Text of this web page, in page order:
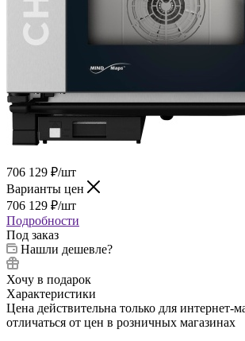
706 129 ₽/шт
Варианты цен
706 129 ₽/шт
Подробности
Под заказ
Нашли дешевле?
Хочу в подарок
Характеристики
Цена действительна только для интернет-
отличаться от цен в розничных магазинах